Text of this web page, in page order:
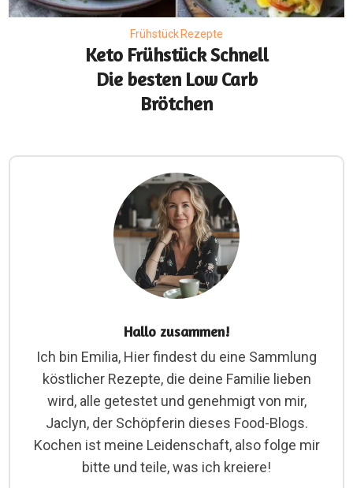
Frühstück Rezepte
Keto Frühstück Schnell
Die besten Low Carb
Brötchen
Hallo zusammen!
Ich bin Emilia, Hier findest du eine Sammlung
köstlicher Rezepte, die deine Familie lieben
wird, alle getestet und genehmigt von mir,
Jaclyn, der Schöpferin dieses Food-Blogs.
Kochen ist meine Leidenschaft, also folge mir
bitte und teile, was ich kreiere!